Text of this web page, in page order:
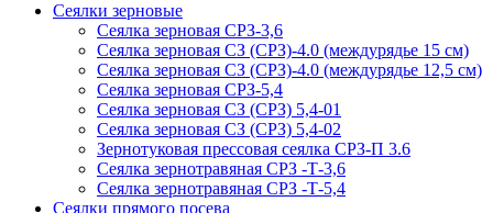
Сеялки зерновые
Сеялка зерновая СРЗ-3,6
Сеялка зерновая СЗ (СРЗ)-4.0 (междурядье 15 см)
Сеялка зерновая СЗ (СРЗ)-4.0 (междурядье 12,5 см)
Сеялка зерновая СРЗ-5,4
Сеялка зерновая СЗ (СРЗ) 5,4-01
Сеялка зерновая СЗ (СРЗ) 5,4-02
Зернотуковая прессовая сеялка СРЗ-П 3.6
Сеялка зернотравяная СРЗ -Т-3,6
Сеялка зернотравяная СРЗ -Т-5,4
Сеялки прямого посева